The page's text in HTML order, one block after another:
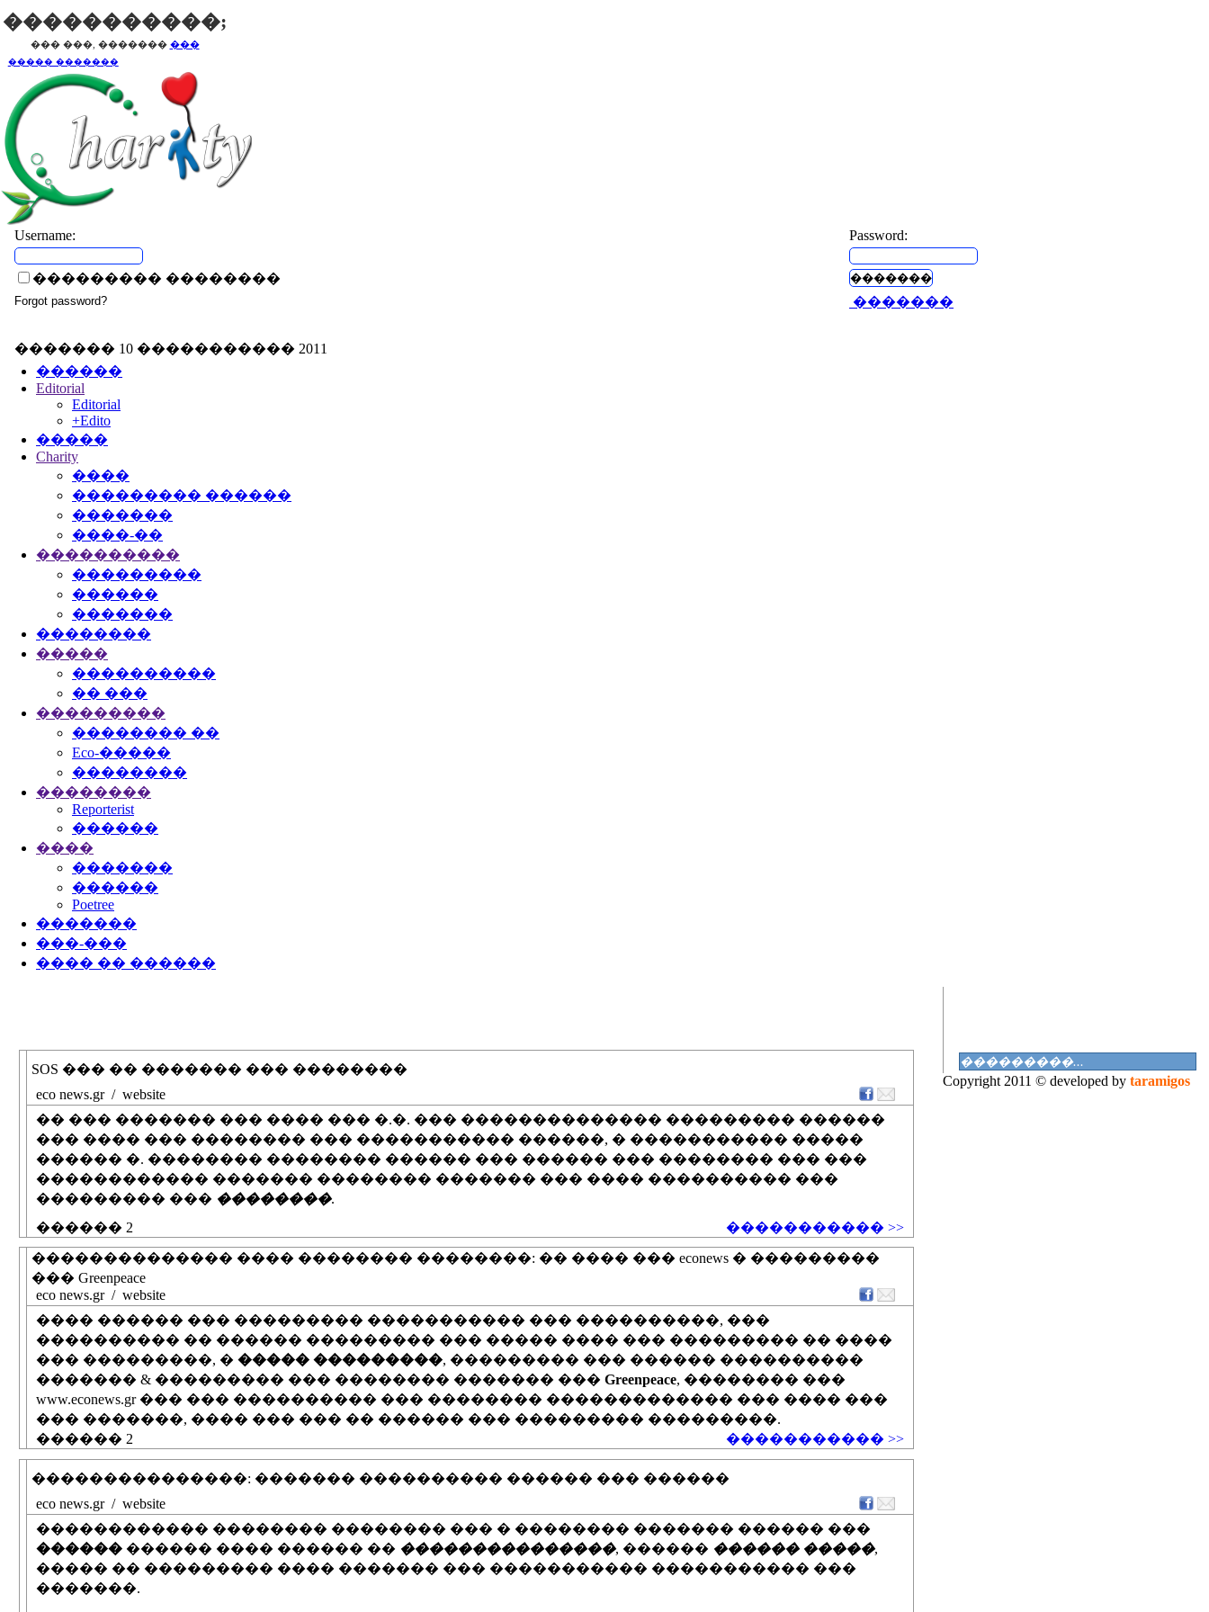
�����������;
��� ���, ������� ���
����� �������
Username: Password:
��������� ��������
�������
������� 10 ����������� 2011
������
Editorial
Editorial
+Edito
�����
Charity
����
��������� ������
�������
����-��
����������
���������
������
�������
��������
�����
����������
�� ���
���������
�������� ��
Eco-�����
��������
��������
Reporterist
������
����
�������
������
Poetree
�������
���-���
���� �� ������
SOS ��� �� ������� ��� ��������
eco news.gr / website
�� ��� ������� ��� ���� ��� �.�. ��� �������������� ��������� ������
��� ���� ��� �������� ��� ����������� ������, � ����������� �����
������ �. �������� �������� ������ ��� ������ ��� �������� ��� ���
������������ ������� �������� ������� ��� ���� ���������� ���
��������� ��� ��������.
������ 2
����������� >>
�������������� ���� �������� ��������: �� ���� ��� econews � ���������
��� Greenpeace
eco news.gr / website
���� ������ ��� ��������� ����������� ��� ����������, ���
���������� �� ������ ��������� ��� ����� ���� ��� ��������� �� ����
��� ���������, � ����� ���������, ��������� ��� ������ ����������
������� & ��������� ��� �������� ������� ��� Greenpeace, �������� ���
www.econews.gr ��� ��� ���������� ��� �������� ������������� ��� ���� ���
��� �������, ���� ��� ��� �� ������ ��� ��������� ���������.
������ 2
����������� >>
���������������: ������� ���������� ������ ��� ������
eco news.gr / website
������������ �������� �������� ��� � �������� ������� ������ ���
������������ ���� ������ �� ���������������, ������ ������ �����,
����� �� ��������� ���� ������� ��� ����������� ����������� ���
�������.
Copyright 2011 © developed bytaramigos